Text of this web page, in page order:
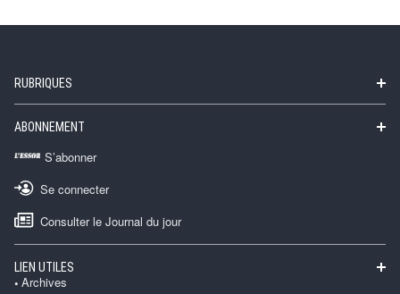
RUBRIQUES
ABONNEMENT
S’abonner
Se connecter
Consulter le Journal du jour
LIEN UTILES
Archives